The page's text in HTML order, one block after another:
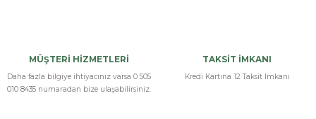
MÜŞTERİ HİZMETLERİ
Daha fazla bilgiye ihtiyacınız varsa 0 505
010 8435 numaradan bize ulaşabilirsiniz.
TAKSİT İMKANI
Kredi Kartına 12 Taksit İmkanı